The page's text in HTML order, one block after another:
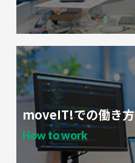
moveIT!での働き方
How to work